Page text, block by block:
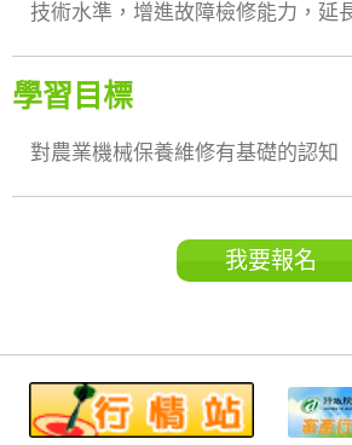
技術水準，增進故障檢修能力，延
學習目標
對農業機械保養維修有基礎的認知
我要報名